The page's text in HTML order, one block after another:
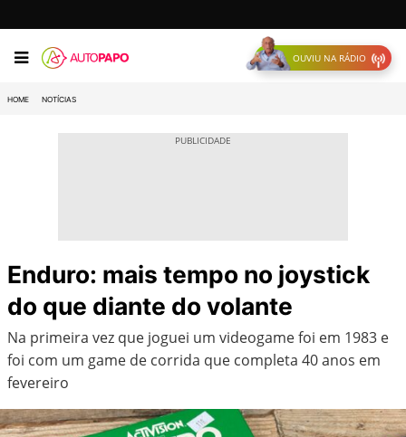
OUVIU NA RÁDIO
HOME NOTÍCIAS
Enduro: mais tempo no joystick
do que diante do volante
Na primeira vez que joguei um videogame foi em 1983 e
foi com um game de corrida que completa 40 anos em
fevereiro